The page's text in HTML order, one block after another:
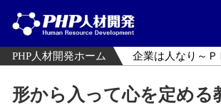
PHP人材開発ホーム 企業は人なり～
形から入って心を定める